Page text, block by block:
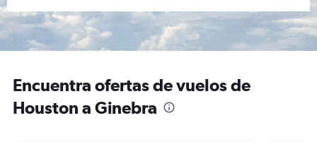
Encuentra ofertas de vuelos de
Houston a Ginebra